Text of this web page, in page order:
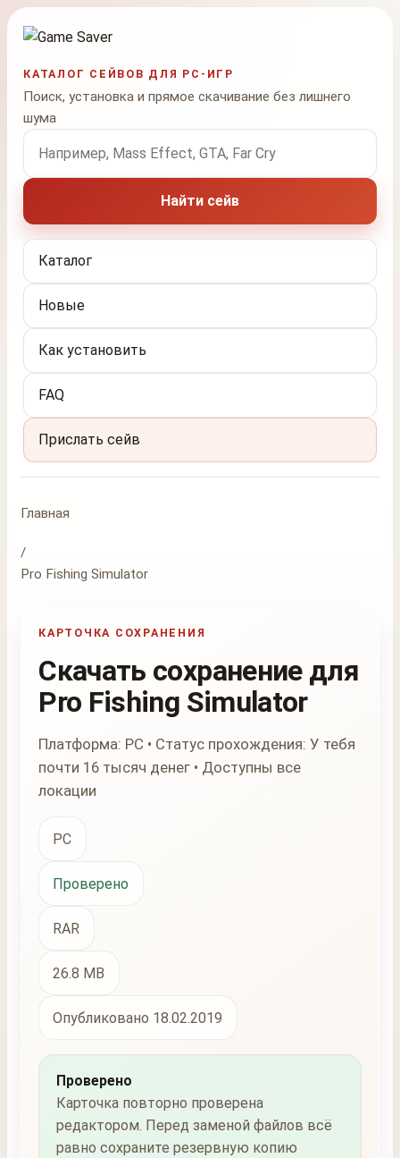
КАТАЛОГ СЕЙВОВ ДЛЯ PC-ИГР
Поиск, установка и прямое скачивание без лишнего
шума
Поиск по названию игры
Найти сейв
Каталог
Новые
Как установить
FAQ
Прислать сейв
Главная
/
Pro Fishing Simulator
КАРТОЧКА СОХРАНЕНИЯ
Скачать сохранение для
Pro Fishing Simulator
Платформа: PC • Статус прохождения: У тебя
почти 16 тысяч денег • Доступны все
локации
PC
Проверено
RAR
26.8 MB
Опубликовано 18.02.2019
Проверено
Карточка повторно проверена
редактором. Перед заменой файлов всё
равно сохраните резервную копию